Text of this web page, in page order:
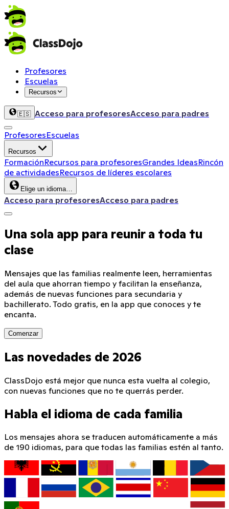
Profesores
Escuelas
Recursos
🇪🇸 Acceso para profesoresAcceso para padres
ProfesoresEscuelas
Recursos
FormaciónRecursos para profesoresGrandes IdeasRincón
de actividadesRecursos de líderes escolares
Elige un idioma…
Acceso para profesoresAcceso para padres
Una sola app para reunir a toda tu
clase
Mensajes que las familias realmente leen, herramientas
del aula que ahorran tiempo y facilitan la enseñanza,
además de nuevas funciones para secundaria y
bachillerato. Todo gratis, en la app que conoces y te
encanta.
Comenzar
Las novedades de 2026
ClassDojo está mejor que nunca esta vuelta al colegio,
con nuevas funciones que no te querrás perder.
Habla el idioma de cada familia
Los mensajes ahora se traducen automáticamente a más
de 190 idiomas, para que todas las familias estén al tanto.